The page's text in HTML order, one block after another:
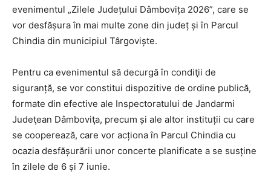
evenimentul „Zilele Județului Dâmbovița 2026”, care se
vor desfășura în mai multe zone din județ și în Parcul
Chindia din municipiul Târgoviște.
Pentru ca evenimentul să decurgă în condiţii de
siguranță, se vor constitui dispozitive de ordine publică,
formate din efective ale Inspectoratului de Jandarmi
Judeţean Dâmboviţa, precum și ale altor instituții cu care
se cooperează, care vor acționa în Parcul Chindia cu
ocazia desfășurării unor concerte planificate a se susține
în zilele de 6 și 7 iunie.